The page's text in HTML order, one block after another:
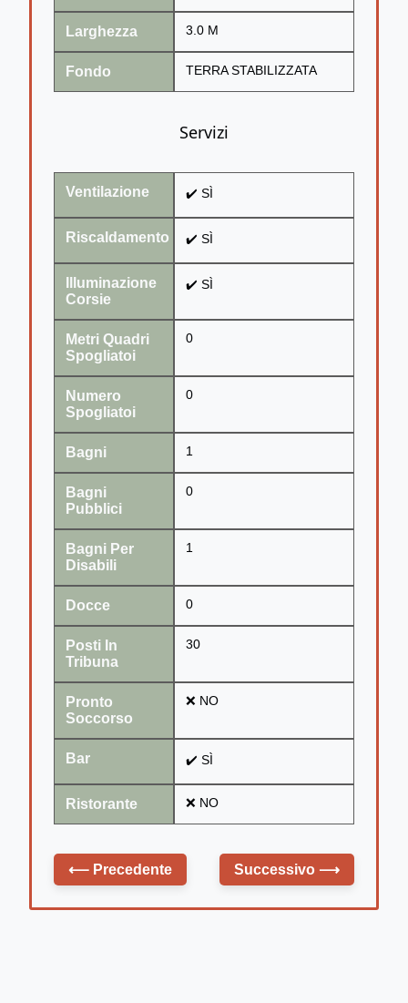
Larghezza 3.0 M
Fondo TERRA STABILIZZATA
Servizi
Ventilazione ✔️ SÌ
Riscaldamento ✔️ SÌ
Illuminazione
Corsie
✔️ SÌ
Metri Quadri
Spogliatoi
0
Numero
Spogliatoi
0
Bagni 1
Bagni
Pubblici
0
Bagni Per
Disabili
1
Docce 0
Posti In
Tribuna
30
Pronto
Soccorso
❌ NO
Bar ✔️ SÌ
Ristorante ❌ NO
⟵ Precedente Successivo ⟶